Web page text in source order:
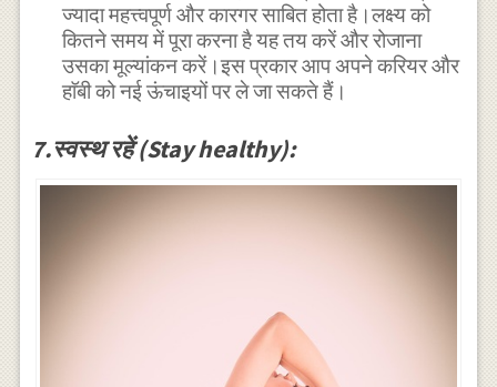
ज्यादा महत्त्वपूर्ण और कारगर साबित होता है।लक्ष्य को
कितने समय में पूरा करना है यह तय करें और रोजाना
उसका मूल्यांकन करें।इस प्रकार आप अपने करियर और
हाॅबी को नई ऊंचाइयों पर ले जा सकते हैं।
7.स्वस्थ रहें (Stay healthy):